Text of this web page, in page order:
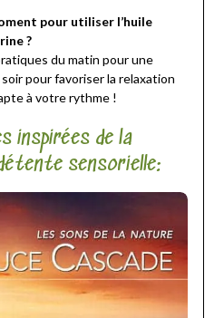
pour utiliser l’huile
?
du matin pour une
pour favoriser la relaxation
à votre rythme !
inspirées de la
sensorielle: